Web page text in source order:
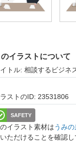
のイラストについて
トル: 相談するビジネ
ストのID: 23531806
SAFETY
イラスト素材はうみ
ただけることを確認し